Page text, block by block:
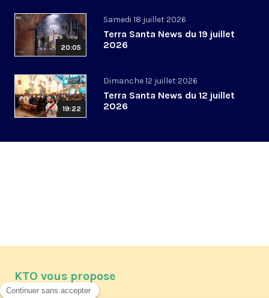
20:05
Samedi 18 juillet 2026
Terra Santa News du 19 juillet
2026
19:22
Dimanche 12 juillet 2026
Terra Santa News du 12 juillet
2026
KTO vous propose